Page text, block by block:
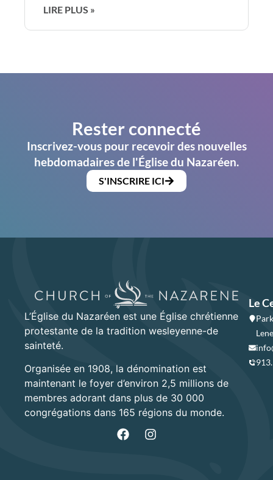
LIRE PLUS »
Rester connecté
Inscrivez-vous pour recevoir des nouvelles
hebdomadaires de l'Église du Nazaréen.
S'INSCRIRE ICI
L’Église du Nazaréen est une Église chrétienne
protestante de la tradition wesleyenne-de
sainteté.
Organisée en 1908, la dénomination est
maintenant le foyer d’environ 2,5 millions de
membres adorant dans plus de 30 000
congrégations dans 165 régions du monde.
Le